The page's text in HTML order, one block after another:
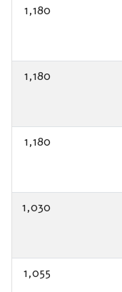
1,180
1,180
1,180
1,030
1,055